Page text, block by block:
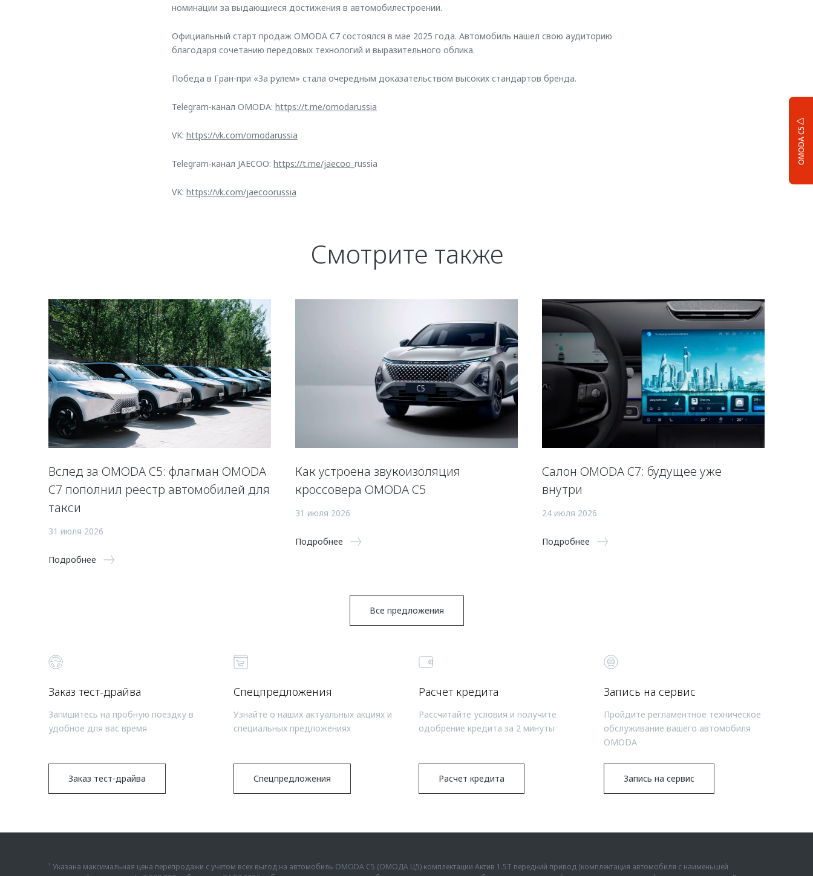
OMODA C5
номинации за выдающиеся достижения в автомобилестроении.
Официальный старт продаж OMODA C7 состоялся в мае 2025 года. Автомобиль нашел свою аудиторию
благодаря сочетанию передовых технологий и выразительного облика.
Победа в Гран-при «За рулем» стала очередным доказательством высоких стандартов бренда.
Telegram-канал OMODA: https://t.me/omodarussia
VK: https://vk.com/omodarussia
Telegram-канал JAECOO: https://t.me/jaecoo _russia
VK: https://vk.com/jaecoorussia
Смотрите также
Вслед за OMODA C5: флагман OMODA
C7 пополнил реестр автомобилей для
такси
31 июля 2026
Подробнее
Как устроена звукоизоляция
кроссовера OMODA C5
31 июля 2026
Подробнее
Салон OMODA C7: будущее уже
внутри
24 июля 2026
Подробнее
Все предложения
Заказ тест-драйва
Запишитесь на пробную поездку в
удобное для вас время
Заказ тест-драйва
Спецпредложения
Узнайте о наших актуальных акциях и
специальных предложениях
Спецпредложения
Расчет кредита
Рассчитайте условия и получите
одобрение кредита за 2 минуты
Расчет кредита
Запись на сервис
Пройдите регламентное техническое
обслуживание вашего автомобиля
OMODA
Запись на сервис
¹ Указана максимальная цена перепродажи с учетом всех выгод на автомобиль OMODA C5 (ОМОДА Ц5) комплектации Актив 1.5Т передний привод (комплектация автомобиля с наименьшей